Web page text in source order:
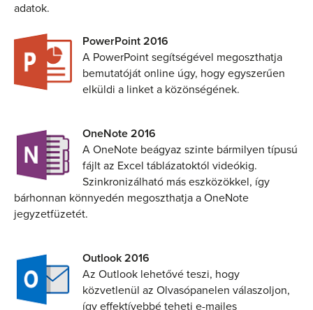
adatok.
PowerPoint 2016
A PowerPoint segítségével megoszthatja
bemutatóját online úgy, hogy egyszerűen
elküldi a linket a közönségének.
OneNote 2016
A OneNote beágyaz szinte bármilyen típusú
fájlt az Excel táblázatoktól videókig.
Szinkronizálható más eszközökkel, így
bárhonnan könnyedén megoszthatja a OneNote
jegyzetfüzetét.
Outlook 2016
Az Outlook lehetővé teszi, hogy
közvetlenül az Olvasópanelen válaszoljon,
így effektívebbé teheti e-mailes